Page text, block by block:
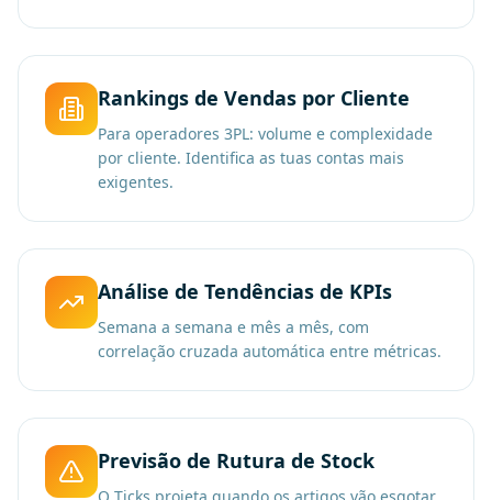
Rankings de Vendas por Cliente
Para operadores 3PL: volume e complexidade
por cliente. Identifica as tuas contas mais
exigentes.
Análise de Tendências de KPIs
Semana a semana e mês a mês, com
correlação cruzada automática entre métricas.
Previsão de Rutura de Stock